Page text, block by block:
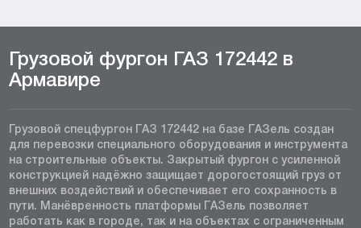
Грузовой фургон ГАЗ 172442 в
Армавире
Грузовой спецфургон ГАЗ 172442 на базе ГАЗель создан
для перевозки специального оборудования и инструмента
на строительные объекты. Закрытый фургон с усиленной
конструкцией надёжно защищает дорогостоящий груз от
внешних воздействий и обеспечивает его сохранность в
пути. Манёвренность платформы ГАЗель позволяет
работать как в городе, так и на объектах с ограниченным